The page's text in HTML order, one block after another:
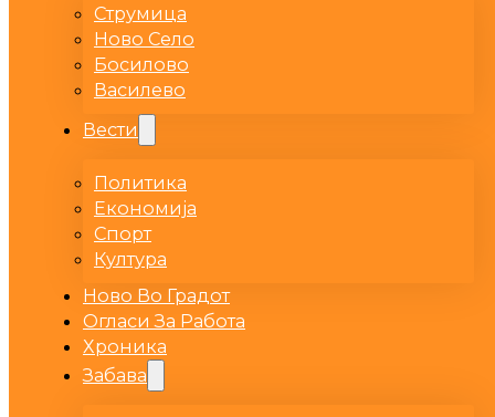
Струмица
Ново Село
Босилово
Василево
Вести
Политика
Економија
Спорт
Култура
Ново Во Градот
Огласи За Работа
Хроника
Забава